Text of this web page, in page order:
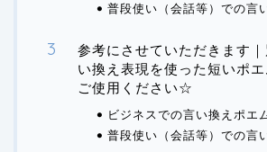
普段使い（会話等）での言
参考にさせていただきます
い換え表現を使った短いポ
ご使用ください☆
ビジネスでの言い換えポエ
普段使い（会話等）での言